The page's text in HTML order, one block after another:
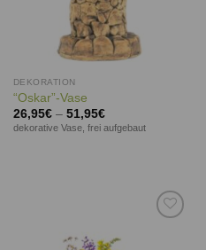
DEKORATION
“Oskar”-Vase
26,95€– 51,95€
dekorative Vase, frei aufgebaut